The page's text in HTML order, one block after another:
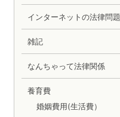
インターネットの法律問題
雑記
なんちゃって法律関係
養育費
婚姻費用(生活費）